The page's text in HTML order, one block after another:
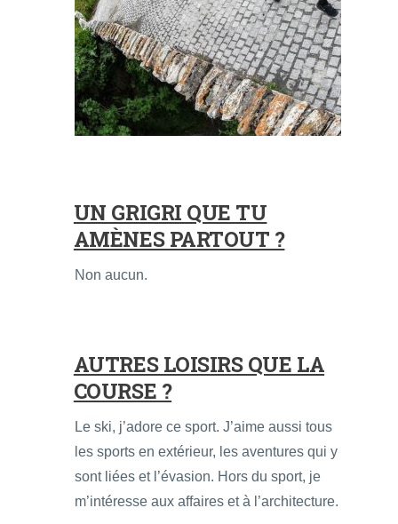
UN GRIGRI QUE TU
AMÈNES PARTOUT ?
Non aucun.
AUTRES LOISIRS QUE LA
COURSE ?
Le ski, j’adore ce sport. J’aime aussi tous
les sports en extérieur, les aventures qui y
sont liées et l’évasion. Hors du sport, je
m’intéresse aux affaires et à l’architecture.